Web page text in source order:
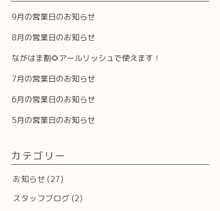
9月の営業日のお知らせ
8月の営業日のお知らせ
ながはま割🌻アールリッシュで使えます！
7月の営業日のお知らせ
6月の営業日のお知らせ
5月の営業日のお知らせ
カテゴリー
お知らせ (27)
スタッフブログ (2)